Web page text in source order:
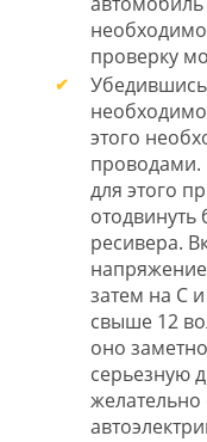
проверку
этого
проводами.
для этого
отодвинуть
ресивера.
напряжение
затем на С
свыше 12
оно
серьезную
желательно